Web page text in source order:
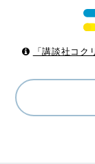
「講談社コク